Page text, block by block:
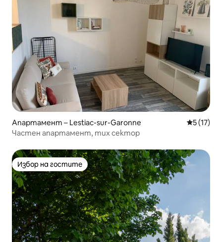
Апартамент – Lestiac-sur-Garonne Средна
5 (17)
Частен апартамент, тих сектор
Избор на гостите
Избор на гостите